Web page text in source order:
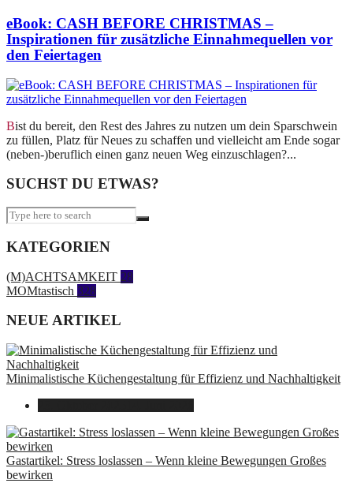
eBook: CASH BEFORE CHRISTMAS –
Inspirationen für zusätzliche Einnahmequellen vor
den Feiertagen
Bist du bereit, den Rest des Jahres zu nutzen um dein Sparschwein
zu füllen, Platz für Neues zu schaffen und vielleicht am Ende sogar
(neben-)beruflich einen ganz neuen Weg einzuschlagen?...
SUCHST DU ETWAS?
KATEGORIEN
(M)ACHTSAMKEIT 28
MOMtastisch 328
NEUE ARTIKEL
Minimalistische Küchengestaltung für Effizienz und Nachhaltigkeit
Gastartikel: Stress loslassen – Wenn kleine Bewegungen Großes
bewirken